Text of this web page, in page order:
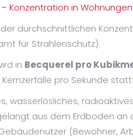
Konzentration in
durchschnittlichen
für Strahlenschutz).
in Becquerel pro
pro Sekunde
wasserlösliches,
aus dem Erdboden
(Bewohner,